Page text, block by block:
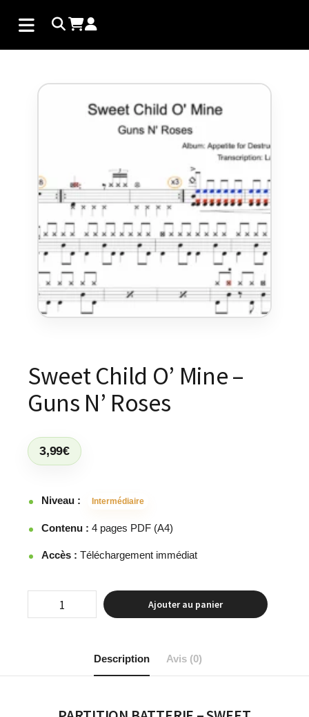
Sweet Child O’ Mine –
Guns N’ Roses
3,99€
Niveau : Intermédiaire
Contenu : 4 pages PDF (A4)
Accès : Téléchargement immédiat
Ajouter au panier
Description Avis (0)